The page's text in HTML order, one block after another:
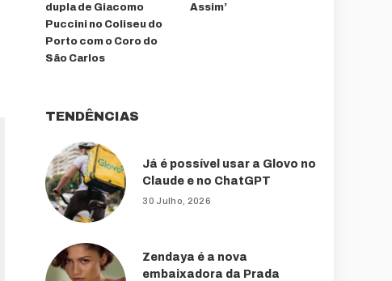
dupla de Giacomo
Puccini no Coliseu do
Porto com o Coro do
São Carlos
Assim’
TENDÊNCIAS
Já é possível usar a Glovo no
Claude e no ChatGPT
30 Julho, 2026
Zendaya é a nova
embaixadora da Prada